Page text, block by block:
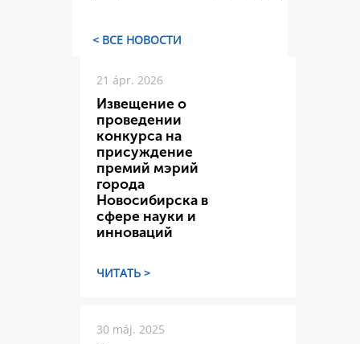
< ВСЕ НОВОСТИ
21 ápr. 2026
Извещение о
проведении
конкурса на
присуждение
премий мэрий
города
Новосибирска в
сфере науки и
инноваций
ЧИТАТЬ >
30 máj. 2025